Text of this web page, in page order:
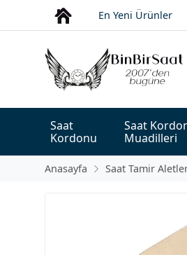
En Yeni Ürünler
Saat
Kordonu
Saat
Muadilleri
Anasayfa Saat Tamir